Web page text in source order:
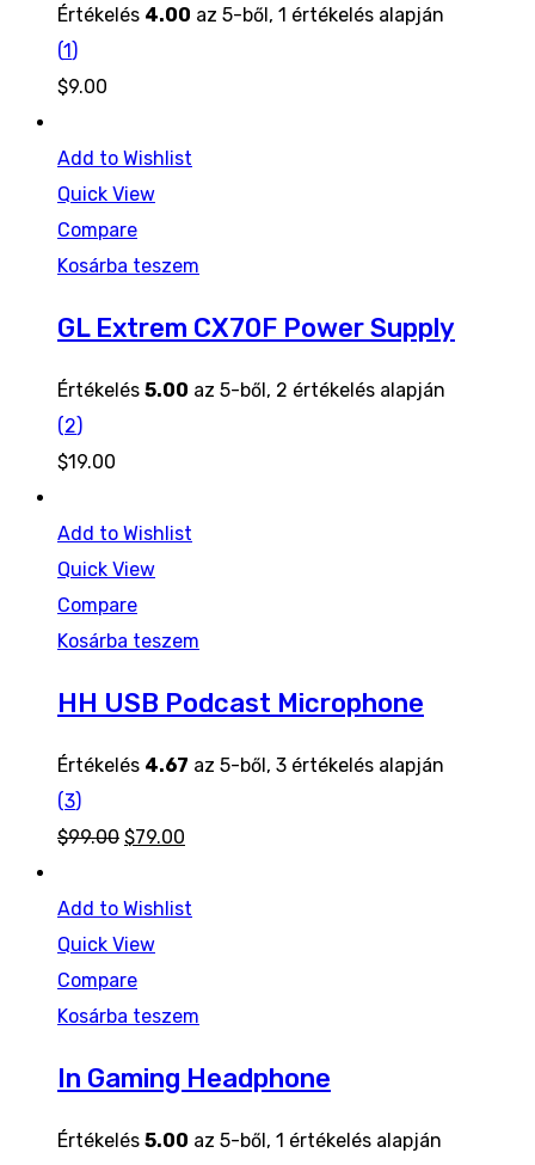
Értékelés 4.00 az 5-ből, 1 értékelés alapján
(1)
$9.00
Add to Wishlist
Quick View
Compare
Kosárba teszem
GL Extrem CX70F Power Supply
Értékelés 5.00 az 5-ből, 2 értékelés alapján
(2)
$19.00
Add to Wishlist
Quick View
Compare
Kosárba teszem
HH USB Podcast Microphone
Értékelés 4.67 az 5-ből, 3 értékelés alapján
(3)
$99.00 Original
was:
$99.00.
$79.00
is:
Add to Wishlist
Quick View
Compare
Kosárba teszem
In Gaming Headphone
Értékelés 5.00 az 5-ből, 1 értékelés alapján